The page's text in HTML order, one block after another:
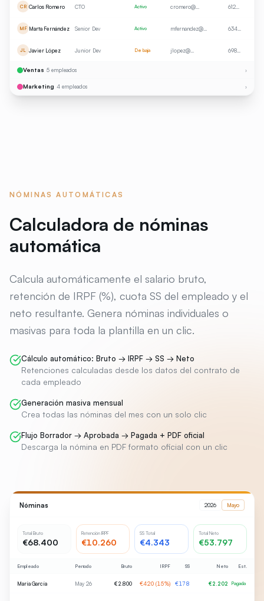
CR Carlos Romero CTO Activo cromero@... 612…
MF Marta Fernández Senior Dev Activo mfernandez@... 634…
JL Javier López Junior Dev De baja jlopez@... 698…
Ventas 5 empleados ›
Marketing 4 empleados ›
Nóminas 2026 Mayo
Total Bruto
€68.400
Retención IRPF
€10.260
SS Total
€4.343
Total Neto
€53.797
Empleado Período Bruto IRPF SS Neto Est.
María García May 26 €2.800 €420 (15%) €178 €2.202 Pagada
NÓMINAS AUTOMÁTICAS
Calculadora de nóminas
automática
Calcula automáticamente el salario bruto,
retención de IRPF (%), cuota SS del empleado y el
neto resultante. Genera nóminas individuales o
masivas para toda la plantilla en un clic.
Cálculo automático: Bruto → IRPF → SS → Neto
Retenciones calculadas desde los datos del contrato de
cada empleado
Generación masiva mensual
Crea todas las nóminas del mes con un solo clic
Flujo Borrador → Aprobada → Pagada + PDF oficial
Descarga la nómina en PDF formato oficial con un clic